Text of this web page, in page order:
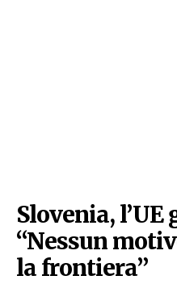
Slovenia, l’UE
“Nessun
la frontiera”